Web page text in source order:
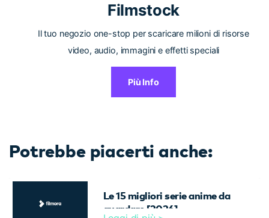
Filmstock
Il tuo negozio one-stop per scaricare milioni di risorse
video, audio, immagini e effetti speciali
Più Info
Potrebbe piacerti anche:
Le 15 migliori serie anime da
guardare [2026]